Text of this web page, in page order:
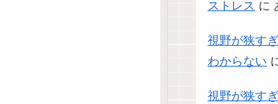
ストレス に
視野が狭す
わからない
視野が狭す